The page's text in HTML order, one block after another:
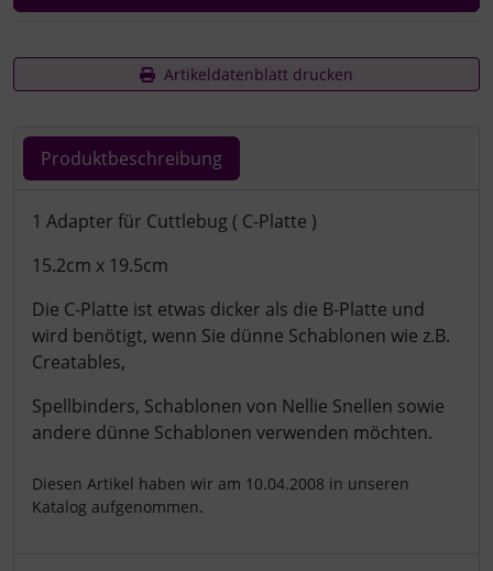
Artikeldatenblatt drucken
Produktbeschreibung
Produktbeschreibung
1 Adapter für Cuttlebug ( C-Platte )
15.2cm x 19.5cm
Die C-Platte ist etwas dicker als die B-Platte und
wird benötigt, wenn Sie dünne Schablonen wie z.B.
Creatables,
Spellbinders, Schablonen von Nellie Snellen sowie
andere dünne Schablonen verwenden möchten.
Diesen Artikel haben wir am 10.04.2008 in unseren
Katalog aufgenommen.